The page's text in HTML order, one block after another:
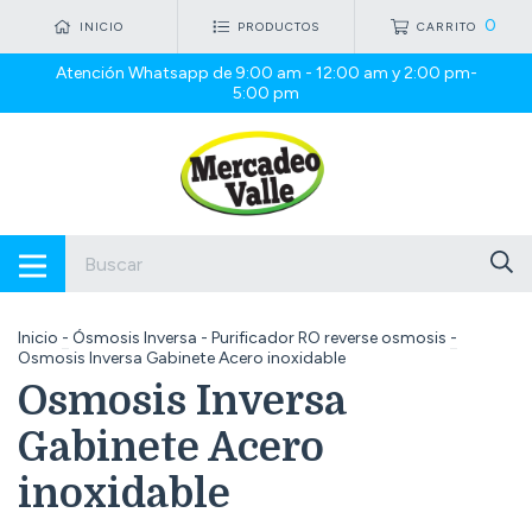
INICIO PRODUCTOS CARRITO 0
Atención Whatsapp de 9:00 am - 12:00 am y 2:00 pm-
5:00 pm
Inicio - Ósmosis Inversa - Purificador RO reverse osmosis -
Osmosis Inversa Gabinete Acero inoxidable
Osmosis Inversa
Gabinete Acero
inoxidable